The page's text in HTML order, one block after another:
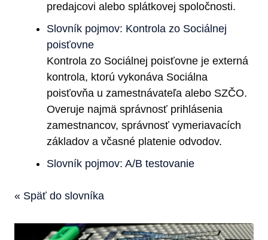
predajcovi alebo splátkovej spoločnosti.
Slovník pojmov: Kontrola zo Sociálnej
poisťovne
Kontrola zo Sociálnej poisťovne je externá
kontrola, ktorú vykonáva Sociálna
poisťovňa u zamestnávateľa alebo SZČO.
Overuje najmä správnosť prihlásenia
zamestnancov, správnosť vymeriavacích
základov a včasné platenie odvodov.
Slovník pojmov: A/B testovanie
« Späť do slovníka